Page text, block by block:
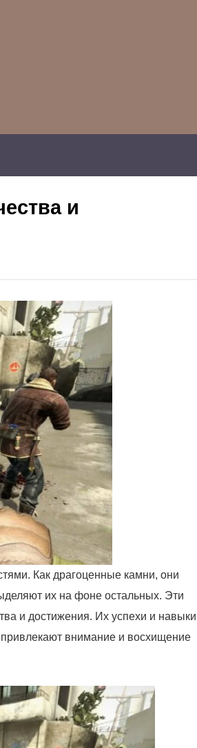
и
Как драгоценные камни, они
их на фоне остальных. Эти
и достижения. Их успехи и навыки
внимание и восхищение